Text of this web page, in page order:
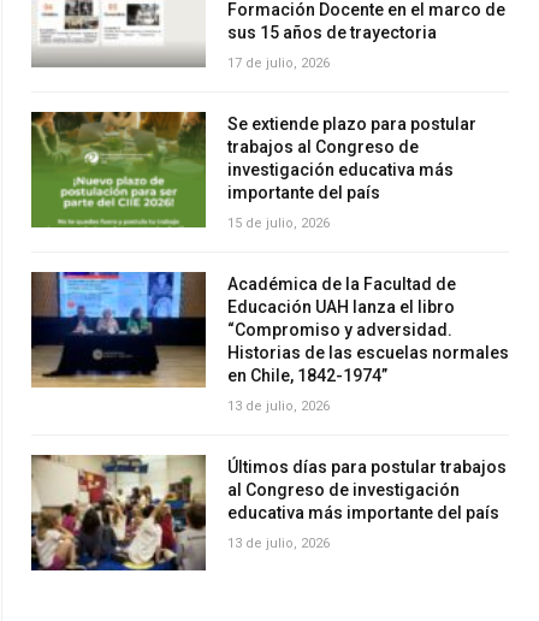
Formación Docente en el marco de
sus 15 años de trayectoria
17 de julio, 2026
Se extiende plazo para postular
trabajos al Congreso de
investigación educativa más
importante del país
15 de julio, 2026
Académica de la Facultad de
Educación UAH lanza el libro
“Compromiso y adversidad.
Historias de las escuelas normales
en Chile, 1842-1974”
13 de julio, 2026
Últimos días para postular trabajos
al Congreso de investigación
educativa más importante del país
13 de julio, 2026